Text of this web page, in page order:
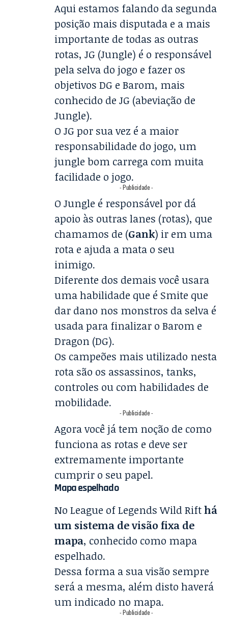
Aqui estamos falando da segunda
posição mais disputada e a mais
importante de todas as outras
rotas, JG (Jungle) é o responsável
pela selva do jogo e fazer os
objetivos DG e Barom, mais
conhecido de JG (abeviação de
Jungle).
O JG por sua vez é a maior
responsabilidade do jogo, um
jungle bom carrega com muita
facilidade o jogo.
- Publicidade -
O Jungle é responsável por dá
apoio às outras lanes (rotas), que
chamamos de (Gank) ir em uma
rota e ajuda a mata o seu
inimigo.
Diferente dos demais você usara
uma habilidade que é Smite que
dar dano nos monstros da selva é
usada para finalizar o Barom e
Dragon (DG).
Os campeões mais utilizado nesta
rota são os assassinos, tanks,
controles ou com habilidades de
mobilidade.
- Publicidade -
Agora você já tem noção de como
funciona as rotas e deve ser
extremamente importante
cumprir o seu papel.
Mapa espelhado
No League of Legends Wild Rifthá
um sistema de visão fixa de
mapa, conhecido como mapa
espelhado.
Dessa forma a sua visão sempre
será a mesma, além disto haverá
um indicado no mapa.
- Publicidade -